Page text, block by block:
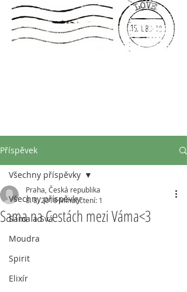
Příspěvek
Všechny příspěvky
Sama a Svá
Moudra
Spirit
Elixír
Všechny příspěvky
Sama na Cestách mezi Váma<3
Praha, Česká republika
8. 8. 2018Minut čtení: 1